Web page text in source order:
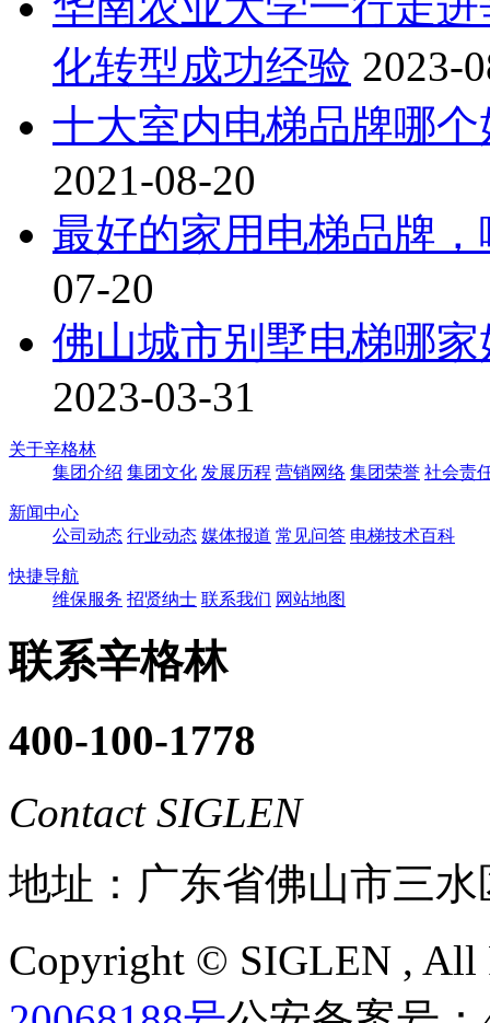
化转型成功经验 2023-
十大室内电梯品牌哪
2021-08-20
最好的家用电梯品牌
07-20
佛山城市别墅电梯哪
2023-03-31
关于辛格林
集团介绍 集团文化 发展历程 营销网络 集团荣誉 社会责
新闻中心
公司动态 行业动态 媒体报道 常见问答 电梯技术百科
快捷导航
维保服务 招贤纳士 联系我们 网站地图
联系辛格林
400-100-1778
Contact SIGLEN
地址：广东省佛山市三
Copyright © SIGLEN , All